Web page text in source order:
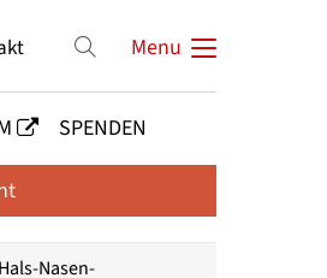
Menu
SPENDEN
Nasen-